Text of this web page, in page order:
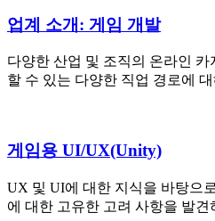
업계 소개: 게임 개발
다양한 산업 및 조직의 온라인
할 수 있는 다양한 직업 경로에
게임용 UI/UX(Unity)
UX 및 UI에 대한 지식을 바탕으
에 대한 고유한 고려 사항을 발견